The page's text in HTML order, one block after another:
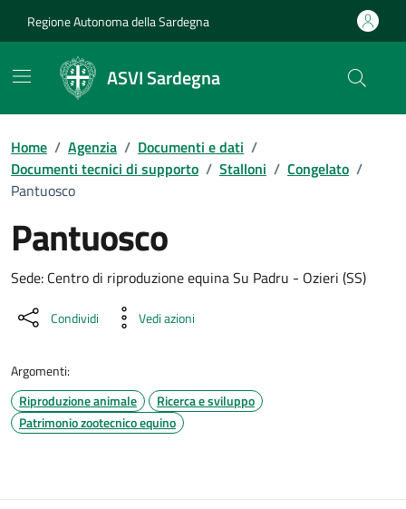
Regione Autonoma della Sardegna
ASVI Sardegna
Home / Agenzia / Documenti e dati /
Documenti tecnici di supporto / Stalloni / Congelato /
Pantuosco
Pantuosco
Dettaglio del documento
Sede: Centro di riproduzione equina Su Padru - Ozieri (SS)
Condividi Vedi azioni
Argomenti:
Riproduzione animale
Ricerca e sviluppo
Patrimonio zootecnico equino